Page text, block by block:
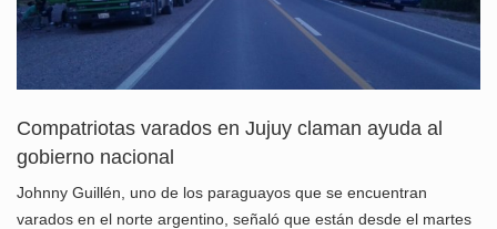
Compatriotas varados en Jujuy claman ayuda al
gobierno nacional
Johnny Guillén, uno de los paraguayos que se encuentran
varados en el norte argentino, señaló que están desde el martes